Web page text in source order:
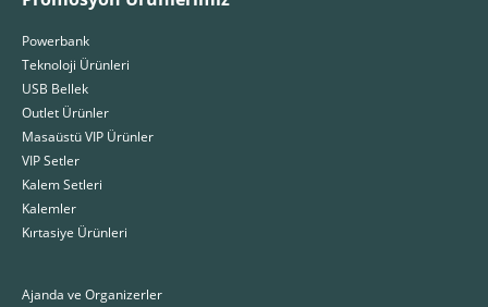
Powerbank
Teknoloji Ürünleri
USB Bellek
Outlet Ürünler
Masaüstü VIP Ürünler
VIP Setler
Kalem Setleri
Kalemler
Kırtasiye Ürünleri
Ajanda ve Organizerler